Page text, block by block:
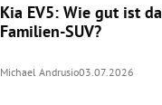
Kia EV5: Wie gut ist
Familien-SUV?
Michael Andrusio03.07.2026